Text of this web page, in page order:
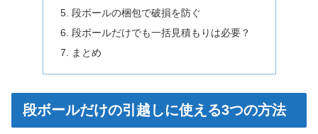
段ボールの梱包で破損を防ぐ
段ボールだけでも一括見積もりは必要？
まとめ
段ボールだけの引越しに使える3つの方法